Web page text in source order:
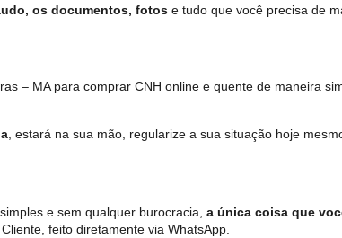
os documentos, fotos e tudo que você precisa de
– MA para comprar CNH online e quente de maneira
, estará na sua mão, regularize a sua situação hoje
e sem qualquer burocracia, a única coisa que
feito diretamente via WhatsApp.